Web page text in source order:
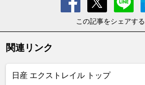
この記事をシェアする
関連リンク
日産 エクストレイル トップ